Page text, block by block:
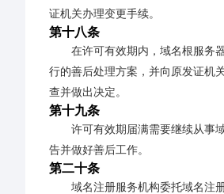
证机关办理变更手续。
第十八条
在许可有效期内，域名根服务
行的善后处理方案，并向原发证机
查并做出决定。
第十九条
许可有效期届满需要继续从事
告并做好善后工作。
第二十条
域名注册服务机构委托域名注